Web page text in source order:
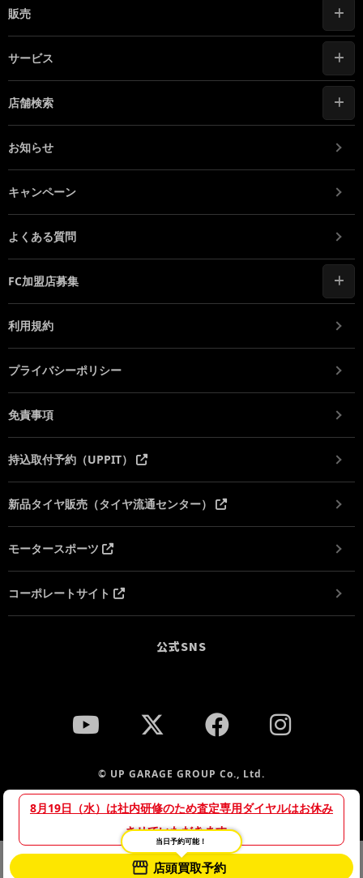
8月19日（水）は社内研修のため査定専用ダイヤルはお休み
させていただきます。
当日予約可能！
店頭買取予約
販売
サービス
店舗検索
お知らせ
キャンペーン
よくある質問
FC加盟店募集
利用規約
プライバシーポリシー
免責事項
持込取付予約（UPPIT）
新品タイヤ販売（タイヤ流通センター）
モータースポーツ
コーポレートサイト
公式SNS
© UP GARAGE GROUP Co., Ltd.
当サイトでは、サイトの利便性向上や利用状況の分析のために